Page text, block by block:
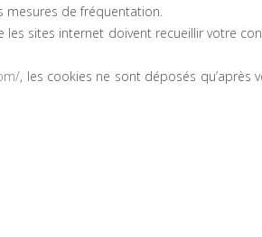
mesures de fréquentation.
les sites internet doivent recueillir votre
, les cookies ne sont déposés qu’après